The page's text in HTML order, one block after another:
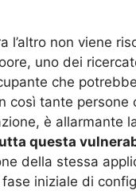
l’altro non viene
uno dei
che
così tante
è allarmante
questa
della stessa
iniziale di